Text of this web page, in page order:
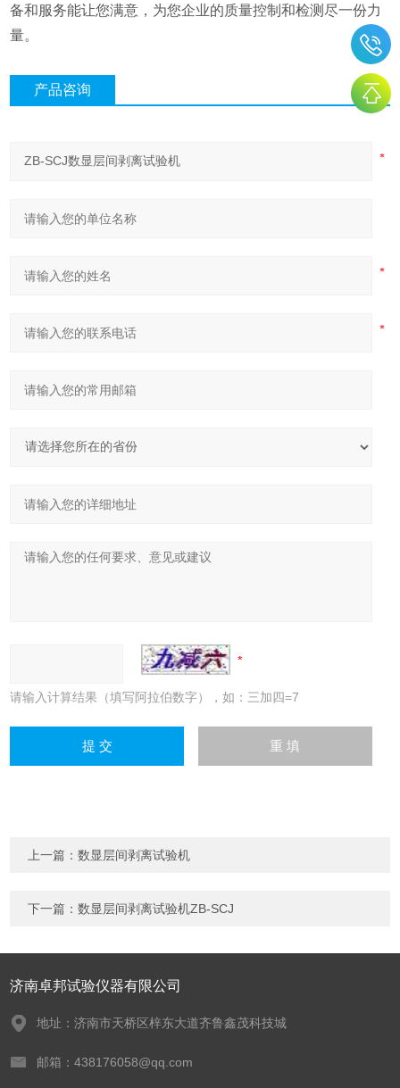
备和服务能让您满意，为您企业的质量控制和检测尽一份力
量。
产品咨询
请输入计算结果（填写阿拉伯数字），如：三加四=7
上一篇：数显层间剥离试验机
下一篇：数显层间剥离试验机ZB-SCJ
济南卓邦试验仪器有限公司
地址：济南市天桥区梓东大道齐鲁鑫茂科技城
邮箱：438176058@qq.com